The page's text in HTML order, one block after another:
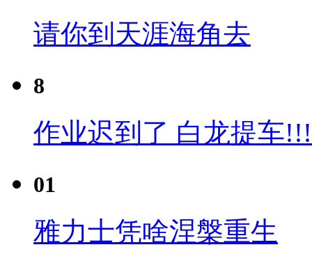
请你到天涯海角去
8
作业迟到了 白龙提车
01
雅力士凭啥涅槃重生